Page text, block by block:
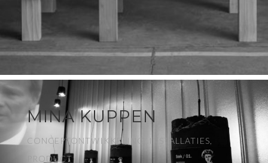
MINA KUPPEN
CONCEPTONTWIKKELING, INSTALLATIES,
PRODUCT